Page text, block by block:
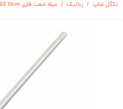
تکگل شاپ رباتیک میله شفت فلزی G2 10cm